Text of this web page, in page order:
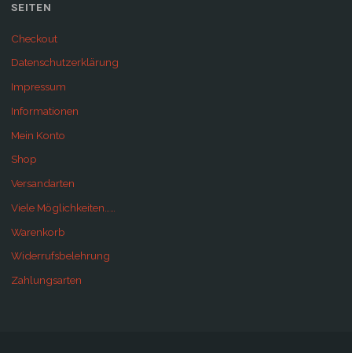
SEITEN
Checkout
Datenschutzerklärung
Impressum
Informationen
Mein Konto
Shop
Versandarten
Viele Möglichkeiten……
Warenkorb
Widerrufsbelehrung
Zahlungsarten